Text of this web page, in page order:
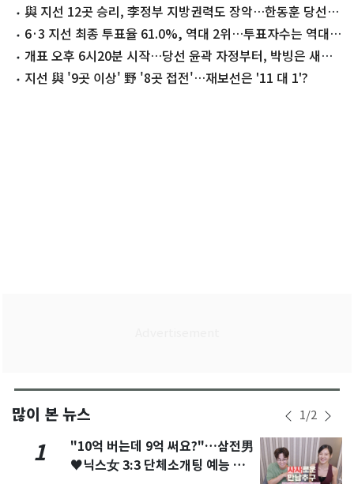
與 지선 12곳 승리, 李정부 지방권력도 장악…한동훈 당선,
조국 낙선
6·3 지선 최종 투표율 61.0%, 역대 2위…투표자수는 역대
최다(종합3보)
개표 오후 6시20분 시작…당선 윤곽 자정부터, 박빙은 새벽
3~4시
지선 與 '9곳 이상' 野 '8곳 접전'…재보선은 '11 대 1'?
많이 본 뉴스 1/2
1
"10억 버는데 9억 써요?"…삼전男
♥닉스女 3:3 단체소개팅 예능 화